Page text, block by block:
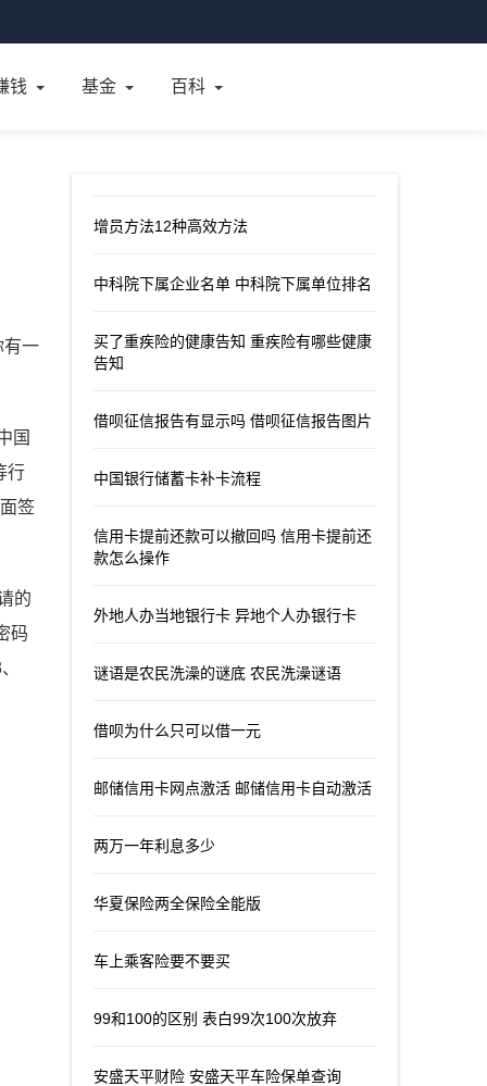
钱 基金 百科
有一
国
行
签
的
码
增员方法12种高效方法
中科院下属企业名单 中科院下属单位排名
买了重疾险的健康告知 重疾险有哪些健康
告知
借呗征信报告有显示吗 借呗征信报告图片
中国银行储蓄卡补卡流程
信用卡提前还款可以撤回吗 信用卡提前还
款怎么操作
外地人办当地银行卡 异地个人办银行卡
谜语是农民洗澡的谜底 农民洗澡谜语
借呗为什么只可以借一元
邮储信用卡网点激活 邮储信用卡自动激活
两万一年利息多少
华夏保险两全保险全能版
车上乘客险要不要买
99和100的区别 表白99次100次放弃
安盛天平财险 安盛天平车险保单查询